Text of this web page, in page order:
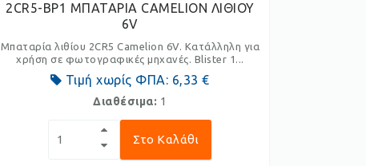
2CR5-BP1 ΜΠΑΤΑΡΙΑ CAMELION ΛΙΘΙΟΥ
6V
Μπαταρία λιθίου 2CR5 Camelion 6V. Κατάλληλη για
χρήση σε φωτογραφικές μηχανές. Blister 1...
Τιμή χωρίς ΦΠΑ: 6,33 €
Διαθέσιμα: 1
Στο Καλάθι